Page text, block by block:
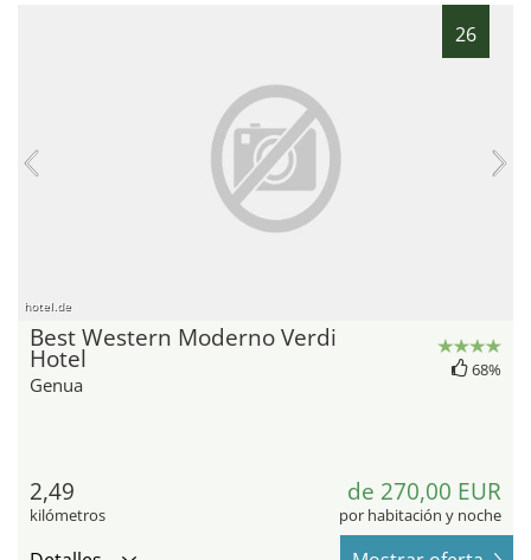
26
hotel.de
Best Western Moderno Verdi
Hotel
Genua
68%
2,49
kilómetros
de 270,00 EUR
por habitación y noche